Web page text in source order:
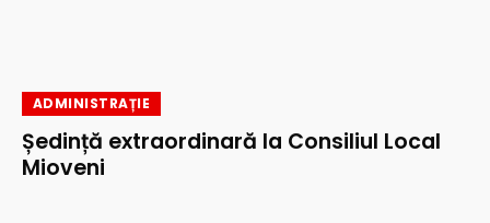
ADMINISTRAȚIE
Ședință extraordinară la Consiliul Local
Mioveni